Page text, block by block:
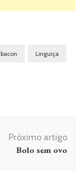
bacon Linguiça
Próximo artigo
Bolo sem ovo